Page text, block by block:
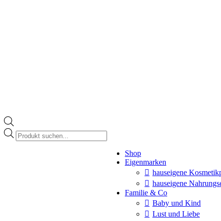
Products
search
Shop
Eigenmarken
hauseigene
hauseigene
Familie & Co
Baby und Kind
Lust und Liebe